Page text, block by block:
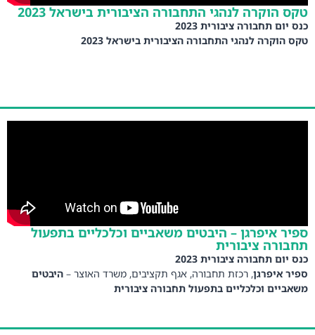
טקס הוקרה לנהגי התחבורה הציבורית בישראל 2023
כנס יום תחבורה ציבורית 2023
טקס הוקרה לנהגי התחבורה הציבורית בישראל 2023
ספיר איפרגן – היבטים משאביים וכלכליים בתפעול
תחבורה ציבורית
כנס יום תחבורה ציבורית 2023
ספיר איפרגן, רכזת תחבורה, אגף תקציבים, משרד האוצר – היבטים
משאביים וכלכליים בתפעול תחבורה ציבורית